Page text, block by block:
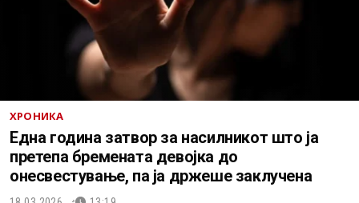
ХРОНИКА
Една година затвор за насилникот што ја
претепа бремената девојка до
онесвестување, па ја држеше заклучена